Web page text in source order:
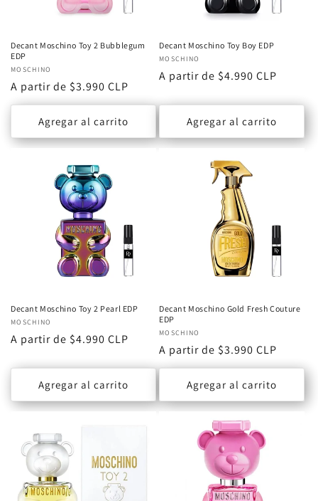
:
Decant Moschino Toy 2 Bubblegum
EDP
Proveedor:
MOSCHINO
Precio
habitual
A partir de $3.990 CLP
Agregar al carrito
Decant Moschino Toy Boy EDP
Proveedor:
MOSCHINO
Precio
A partir de $4.990 CLP
Agregar al carrito
Decant Moschino Toy 2 Pearl EDP
Proveedor:
MOSCHINO
Precio
A partir de $4.990 CLP
Agregar al carrito
Decant Moschino Gold Fresh Couture
EDP
Proveedor:
MOSCHINO
Precio
habitual
A partir de $3.990 CLP
Agregar al carrito